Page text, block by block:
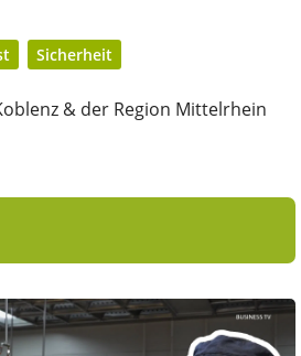
Sicherheit
& der Region Mittelrhein